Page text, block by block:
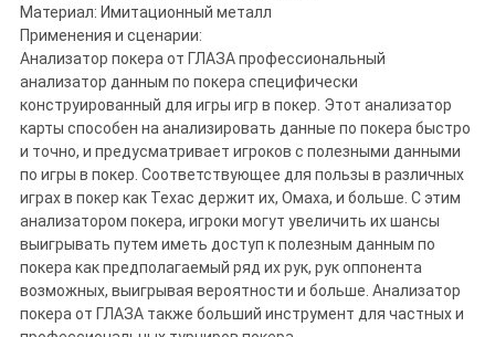
Материал: Имитационный металл
Применения и сценарии:
Анализатор покера от ГЛАЗА профессиональный
анализатор данным по покера специфически
конструированный для игры игр в покер. Этот анализатор
карты способен на анализировать данные по покера быстро
и точно, и предусматривает игроков с полезными данными
по игры в покер. Соответствующее для пользы в различных
играх в покер как Техас держит их, Омаха, и больше. С этим
анализатором покера, игроки могут увеличить их шансы
выигрывать путем иметь доступ к полезным данным по
покера как предполагаемый ряд их рук, рук оппонента
возможных, выигрывая вероятности и больше. Анализатор
покера от ГЛАЗА также больший инструмент для частных и